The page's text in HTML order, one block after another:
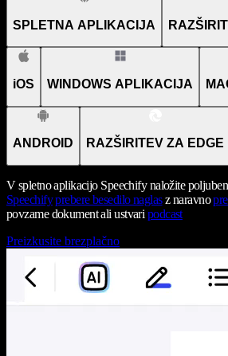
SPLETNA APLIKACIJA
iOS WINDOWS APLIKACIJA
ANDROID RAZŠIRITEV ZA EDGE
V spletno aplikacijo Speechify naložite
Speechify prebere besedilo naglasz naravno
povzame dokument ali ustvari podcast
Preizkusite brezplačno